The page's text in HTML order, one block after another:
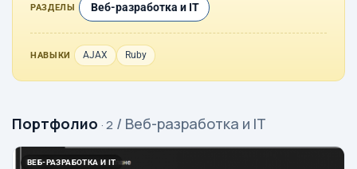
РАЗДЕЛЫ Веб-разработка и IT
НАВЫКИ AJAX Ruby
Портфолио · 2 / Веб-разработка и IT
ВЕБ-РАЗРАБОТКА И IT